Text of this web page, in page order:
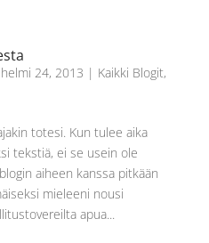
helmi 24, 2013 | Kaikki Blogit,
totesi. Kun tulee aika
tekstiä, ei se usein ole
aiheen kanssa pitkään
mieleeni nousi
apua...